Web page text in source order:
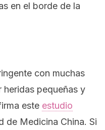
en el borde de la
con muchas
pequeñas y
este estudio
de Medicina China. Si